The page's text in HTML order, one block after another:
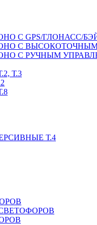
С GPS/ГЛОНАСС/
С
С РУЧНЫМ
Т.3
Т.4